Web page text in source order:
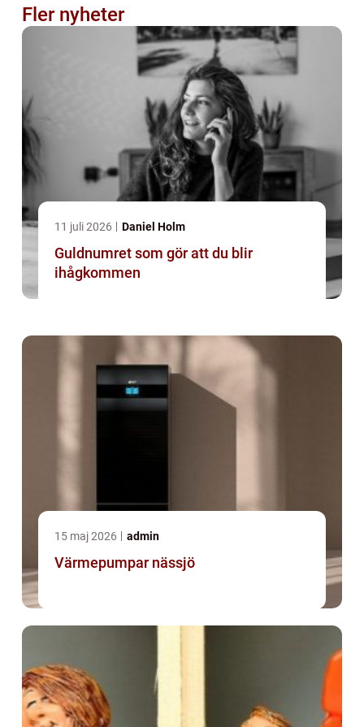
Fler nyheter
11 juli 2026 Daniel Holm
Guldnumret som gör att du blir
ihågkommen
15 maj 2026 admin
Värmepumpar nässjö